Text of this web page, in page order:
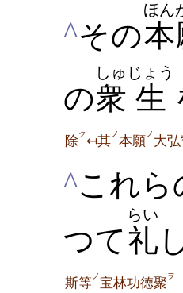
^その本
ほん
の衆
しゅ
生
じょう
除ク↤其 ノ本願ノ 大
^これら
つて礼
らい
斯等ノ宝林功徳聚ヲ